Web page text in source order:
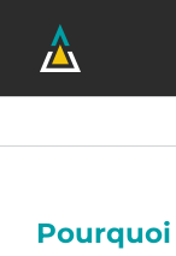
contenu